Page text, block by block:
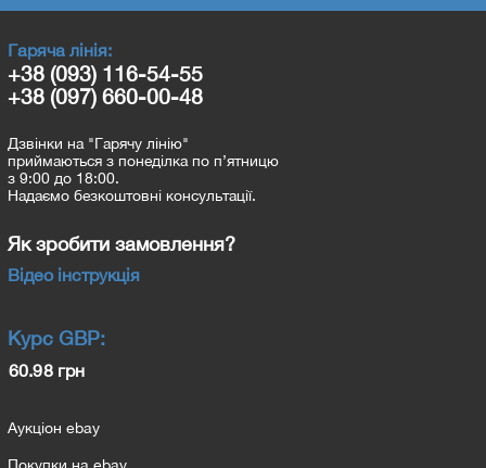
Гаряча лінія:
+38 (093) 116-54-55
+38 (097) 660-00-48
Дзвінки на "Гарячу лінію"
приймаються з понеділка по п’ятницю
з 9:00 до 18:00.
Надаємо безкоштовні консультації.
Як зробити замовлення?
Відео інструкція
Курс GBP:
60.98 грн
Аукціон ebay
Покупки на ebay